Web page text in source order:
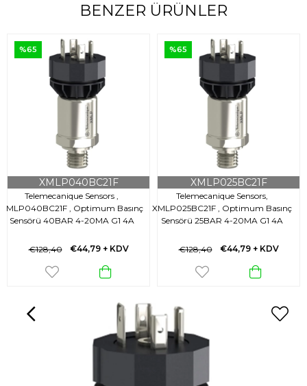
BENZER ÜRÜNLER
Telemecanique Sensors ,
XMLP040BC21F , Optimum Basınç
Sensörü 40BAR 4-20MA G1 4A
XMLP040BC21F
€44,79 + KDV
€128,40
%65
Telemecanique Sensors,
XMLP025BC21F , Optimum Basınç
Sensörü 25BAR 4-20MA G1 4A
XMLP025BC21F
€44,79 + KDV
€128,40
%65